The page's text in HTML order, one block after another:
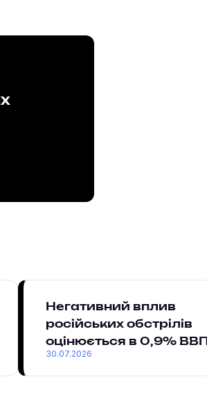
Негативний вплив
російських обстрілів
оцінюється в 0,9% ВВП
30.07.2026